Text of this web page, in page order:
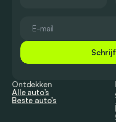
Ontdekken
Alle auto’s
Beste auto’s